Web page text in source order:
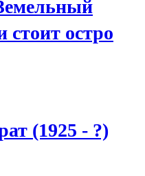
стоит остро
(1925 - ?)